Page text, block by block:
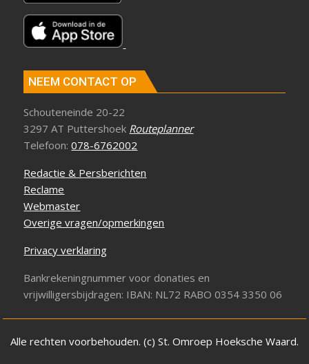
NEEM CONTACT OP
Schouteneinde 20-22
3297 AT Puttershoek Routeplanner
Telefoon:078-6762002
Redactie & Persberichten
Reclame
Webmaster
Overige vragen/opmerkingen
Privacy verklaring
Bankrekeningnummer voor donaties en
vrijwilligersbijdragen: IBAN: NL72 RABO 0354 3350 06
Alle rechten voorbehouden. (c) St. Omroep Hoeksche Waard.